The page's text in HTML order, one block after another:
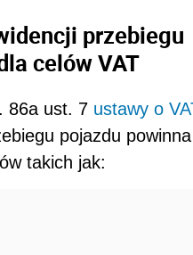
przebiegu
celów VAT
86a ust. 7 ustawy o
pojazdu powinna
takich jak: